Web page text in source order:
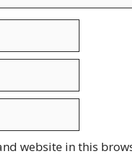
website in this